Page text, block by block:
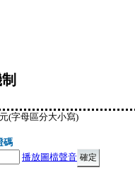
(字母區分大小寫)
碼
播放圖檔聲音